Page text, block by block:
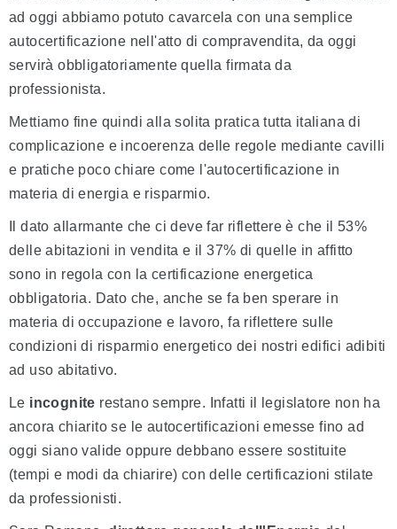
ad oggi abbiamo potuto cavarcela con una semplice
autocertificazione nell'atto di compravendita, da oggi
servirà obbligatoriamente quella firmata da
professionista.
Mettiamo fine quindi alla solita pratica tutta italiana di
complicazione e incoerenza delle regole mediante cavilli
e pratiche poco chiare come l'autocertificazione in
materia di energia e risparmio.
Il dato allarmante che ci deve far riflettere è che il 53%
delle abitazioni in vendita e il 37% di quelle in affitto
sono in regola con la certificazione energetica
obbligatoria. Dato che, anche se fa ben sperare in
materia di occupazione e lavoro, fa riflettere sulle
condizioni di risparmio energetico dei nostri edifici adibiti
ad uso abitativo.
Le incognite restano sempre. Infatti il legislatore non ha
ancora chiarito se le autocertificazioni emesse fino ad
oggi siano valide oppure debbano essere sostituite
(tempi e modi da chiarire) con delle certificazioni stilate
da professionisti.